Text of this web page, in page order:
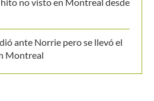
no visto en Montreal desde
ante Norrie pero se llevó el
Montreal